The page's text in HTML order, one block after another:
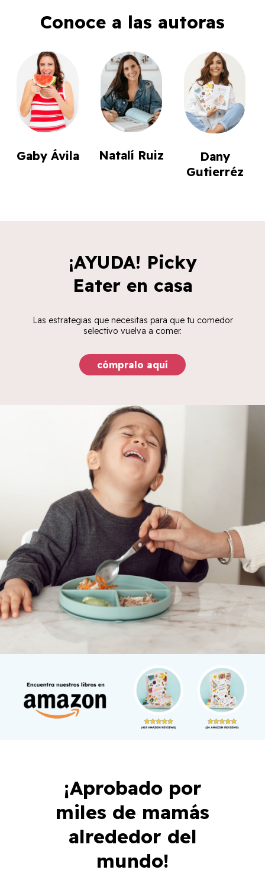
Conoce a las autoras
Gaby Ávila Natalí Ruiz
Dany
Gutierréz
¡AYUDA! Picky
Eater en casa
Las estrategias que necesitas para que tu comedor
selectivo vuelva a comer.
cómpralo aquí
¡Aprobado por
miles de mamás
alrededor del
mundo!